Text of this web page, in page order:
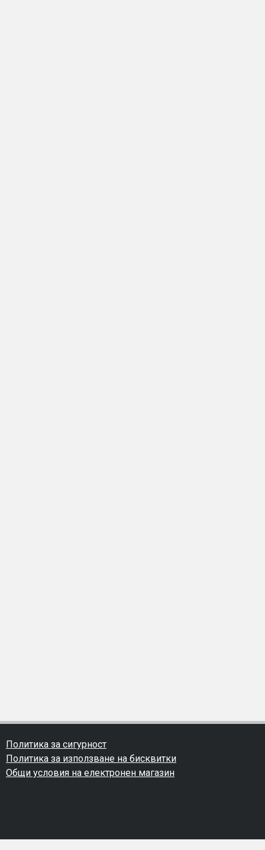
Политика за сигурност
Политика за използване на бисквитки
Общи условия на електронен магазин